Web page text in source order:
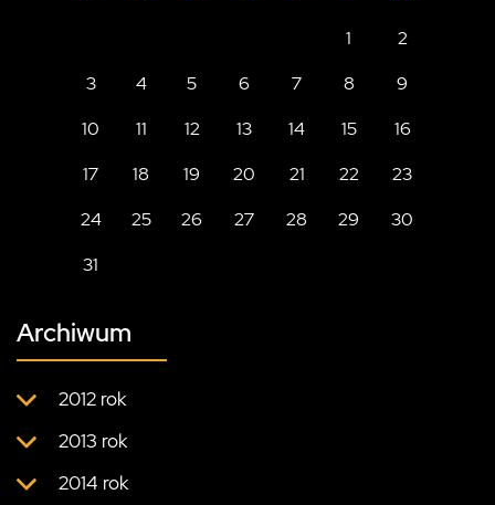
1
2
3
4 5 6 7 8
9
10
11 12 13 14 15
16
17
18 19 20 21 22
23
24
25 26 27 28 29
30
31
Archiwum
2012 rok
2013 rok
2014 rok